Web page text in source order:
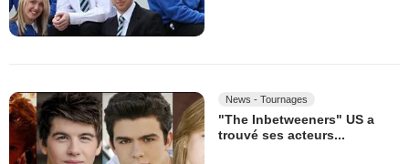
News - Tournages
"The Inbetweeners" US a
trouvé ses acteurs...